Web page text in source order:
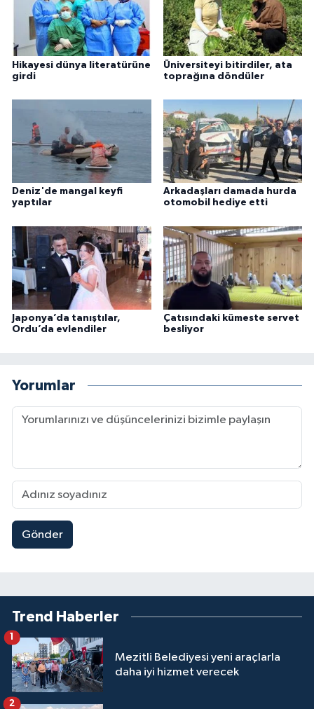
Hikayesi dünya literatürüne
girdi
Üniversiteyi bitirdiler, ata
toprağına döndüler
Deniz'de mangal keyfi
yaptılar
Arkadaşları damada hurda
otomobil hediye etti
Japonya’da tanıştılar,
Ordu’da evlendiler
Çatısındaki kümeste servet
besliyor
Yorumlar
Gönder
Trend Haberler
Mezitli Belediyesi yeni araçlarla
daha iyi hizmet verecek
1
2